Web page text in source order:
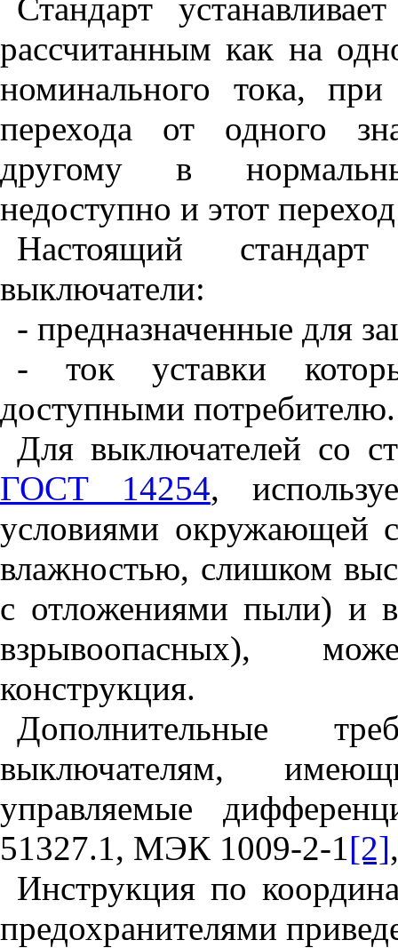
Стандарт
рассчитанным как на
номинального тока,
перехода от одного
другому в
недоступно и этот
Настоящий
выключатели:
- предназначенные для
- ток уставки
доступными потребителю.
Для выключателей со
ГОСТ 14254,
условиями окружающей
влажностью, слишком
с отложениями пыли) и
взрывоопасных),
конструкция.
Дополнительные
выключателям,
управляемые
51327.1, МЭК 1009-2-1[2]
Инструкция по
предохранителями